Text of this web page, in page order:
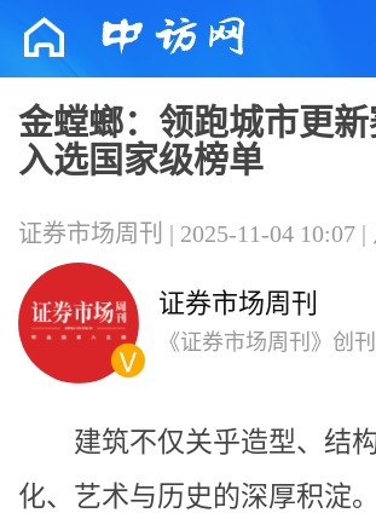
金螳螂：领跑城市更
入选国家级榜单
证券市场周刊 | 2025-11-04 10:07 |
证券市场周刊
《证券市场周刊》创
析和深度报道见长。
建筑不仅关乎造型、结
化、艺术与历史的深厚积淀